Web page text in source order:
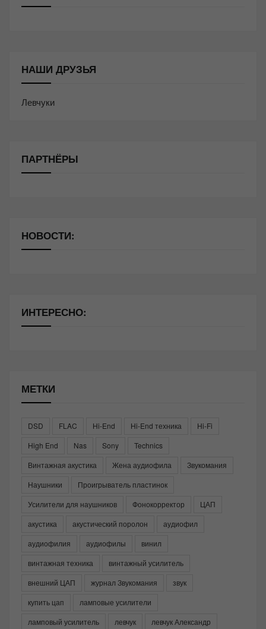
НАШИ ДРУЗЬЯ
Левчуки
ПАРТНЁРЫ
НОВОСТИ:
ИНТЕРЕСНО:
МЕТКИ
DSD FLAC Hi-End Hi-End техника
Hi-Fi
High End
Nas Sony
Technics
Винтажная акустика
Жена аудиофила
Звукомания
Наушники
Проигрыватель пластинок
Усилители для наушников
Фонокорректор
ЦАП
акустика
акустический поролон
аудиофил
аудиофилия
аудиофилы
винил
винтажная техника
винтажный усилитель
внешний ЦАП
журнал Звукомания
звук
купить цап
ламповые усилители
ламповый усилитель
левчук
левчук Александр